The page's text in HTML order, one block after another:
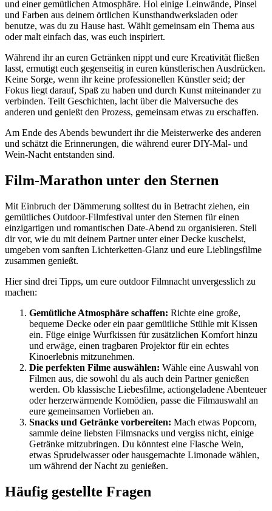
und einer gemütlichen Atmosphäre. Hol einige Leinwände, Pinsel
und Farben aus deinem örtlichen Kunsthandwerksladen oder
benutze, was du zu Hause hast. Wählt gemeinsam ein Thema aus
oder malt einfach das, was euch inspiriert.
Während ihr an euren Getränken nippt und eure Kreativität fließen
lasst, ermutigt euch gegenseitig in euren künstlerischen Ausdrücken.
Keine Sorge, wenn ihr keine professionellen Künstler seid; der
Fokus liegt darauf, Spaß zu haben und durch Kunst miteinander zu
verbinden. Teilt Geschichten, lacht über die Malversuche des
anderen und genießt den Prozess, gemeinsam etwas zu erschaffen.
Am Ende des Abends bewundert ihr die Meisterwerke des anderen
und schätzt die Erinnerungen, die während eurer DIY-Mal- und
Wein-Nacht entstanden sind.
Film-Marathon unter den Sternen
Mit Einbruch der Dämmerung solltest du in Betracht ziehen, ein
gemütliches Outdoor-Filmfestival unter den Sternen für einen
einzigartigen und romantischen Date-Abend zu organisieren. Stell
dir vor, wie du mit deinem Partner unter einer Decke kuschelst,
umgeben vom sanften Lichterketten-Glanz und eure Lieblingsfilme
zusammen genießt.
Hier sind drei Tipps, um eure outdoor Filmnacht unvergesslich zu
machen:
Gemütliche Atmosphäre schaffen: Richte eine große,
bequeme Decke oder ein paar gemütliche Stühle mit Kissen
ein. Füge einige Wurfkissen für zusätzlichen Komfort hinzu
und erwäge, einen tragbaren Projektor für ein echtes
Kinoerlebnis mitzunehmen.
Die perfekten Filme auswählen: Wähle eine Auswahl von
Filmen aus, die sowohl du als auch dein Partner genießen
werden. Ob klassische Liebesfilme, actiongeladene Abenteuer
oder herzerwärmende Komödien, passe die Filmauswahl an
eure gemeinsamen Vorlieben an.
Snacks und Getränke vorbereiten: Mach etwas Popcorn,
sammle deine liebsten Filmsnacks und vergiss nicht, einige
Getränke mitzubringen. Du könntest eine Flasche Wein,
etwas Sprudelwasser oder hausgemachte Limonade wählen,
um während der Nacht zu genießen.
Häufig gestellte Fragen